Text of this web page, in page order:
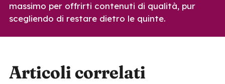
massimo per offrirti contenuti di qualità, pur
scegliendo di restare dietro le quinte.
Articoli correlati